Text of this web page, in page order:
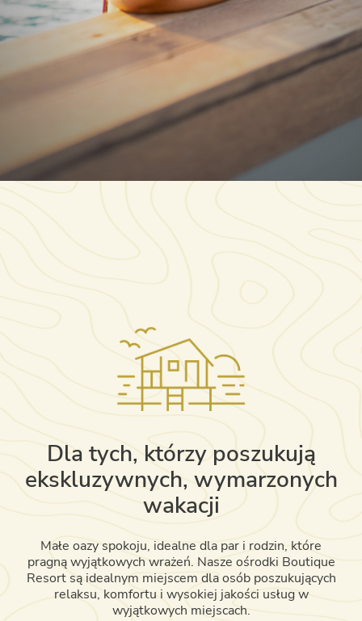
Dla tych, którzy poszukują
ekskluzywnych, wymarzonych
wakacji
Małe oazy spokoju, idealne dla par i rodzin, które
pragną wyjątkowych wrażeń. Nasze ośrodki Boutique
Resort są idealnym miejscem dla osób poszukujących
relaksu, komfortu i wysokiej jakości usług w
wyjątkowych miejscach.